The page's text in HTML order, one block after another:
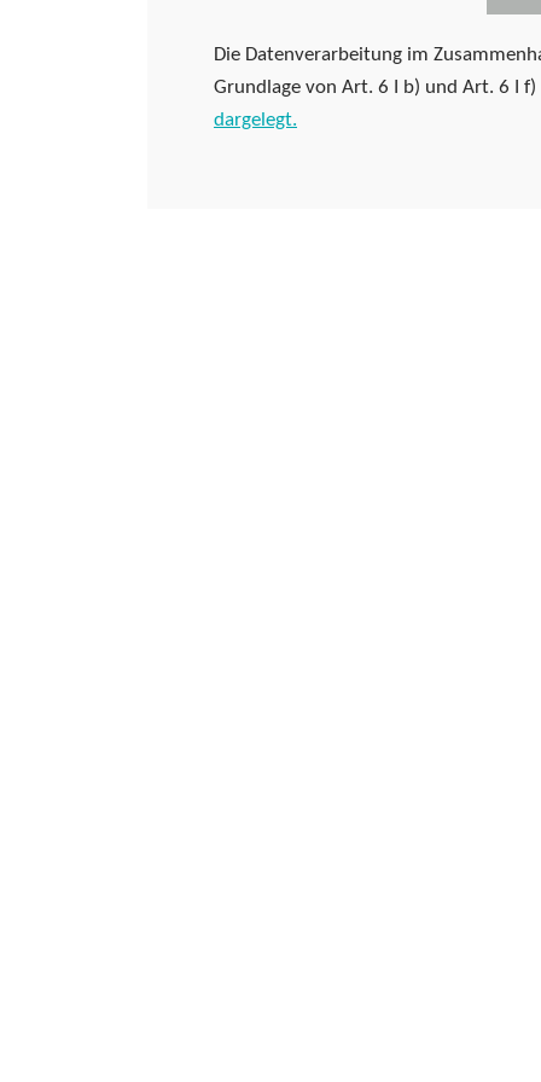
Die Datenverarbeitung im
Grundlage von Art. 6 I b) und Art. 6 I f)
dargelegt.